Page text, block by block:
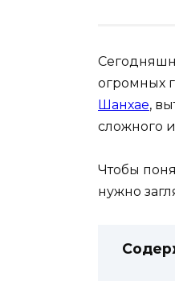
огромных
Шанхае,
сложного
Чтобы
нужно